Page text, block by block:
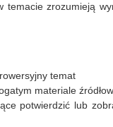
temacie zrozumieją
temat
materiale
potwierdzić lub